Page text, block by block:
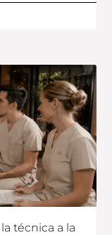
técnica a la